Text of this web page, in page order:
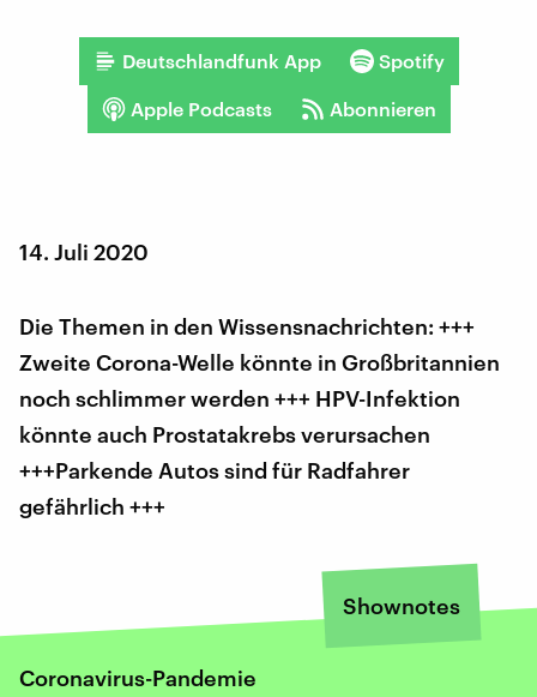
Deutschlandfunk App Spotify
Apple Podcasts Abonnieren
14. Juli 2020
Die Themen in den Wissensnachrichten: +++
Zweite Corona-Welle könnte in Großbritannien
noch schlimmer werden +++ HPV-Infektion
könnte auch Prostatakrebs verursachen
+++Parkende Autos sind für Radfahrer
gefährlich +++
Shownotes
Coronavirus-Pandemie